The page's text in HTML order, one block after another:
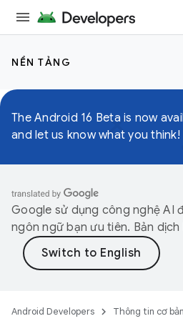
NỀN TẢNG
The Android 16 Beta is now
and let us know what you think!
Google sử dụng công nghệ AI
ngôn ngữ bạn ưu tiên. Bản
Android Developers Thông tin cơ bản